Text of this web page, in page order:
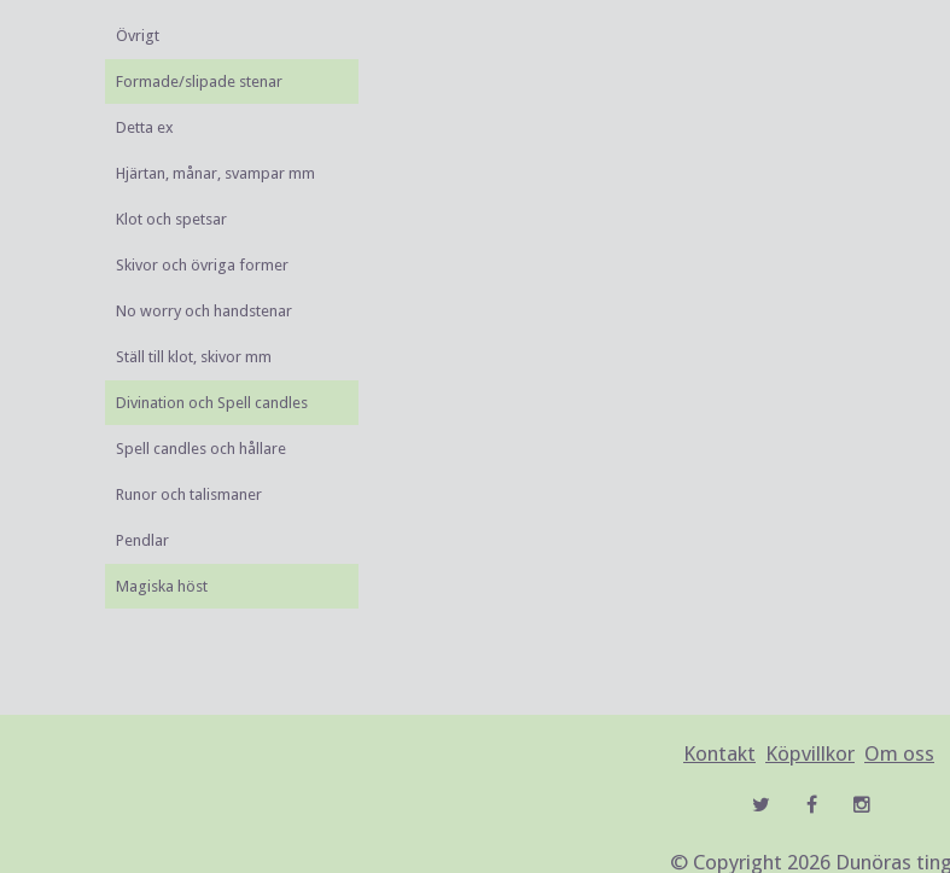
Övrigt
Formade/slipade stenar
Detta ex
Hjärtan, månar, svampar mm
Klot och spetsar
Skivor och övriga former
No worry och handstenar
Ställ till klot, skivor mm
Divination och Spell candles
Spell candles och hållare
Runor och talismaner
Pendlar
Magiska höst
Kontakt Köpvillkor Om oss
© Copyright 2026 Dunöras ting